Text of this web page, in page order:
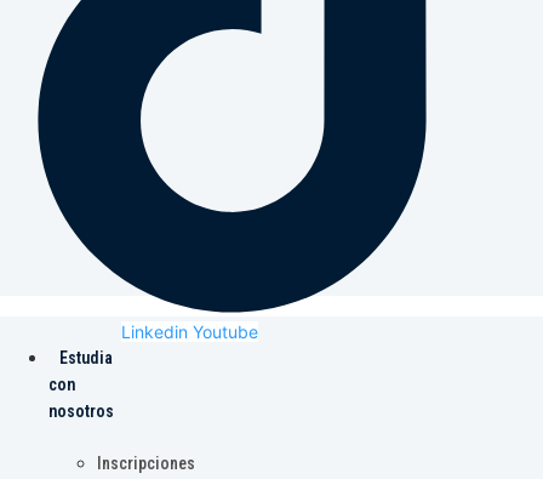
Linkedin Youtube
Estudia
con
nosotros
Inscripciones